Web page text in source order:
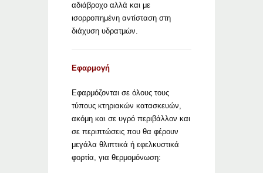
αδιάβροχο αλλά και με
ισορροπημένη αντίσταση στη
διάχυση υδρατμών.
Εφαρμογή
Εφαρμόζονται σε όλους τους
τύπους κτηριακών κατασκευών,
ακόμη και σε υγρό περιβάλλον και
σε περιπτώσεις που θα φέρουν
μεγάλα θλιπτικά ή εφελκυστικά
φορτία, για θερμομόνωση: